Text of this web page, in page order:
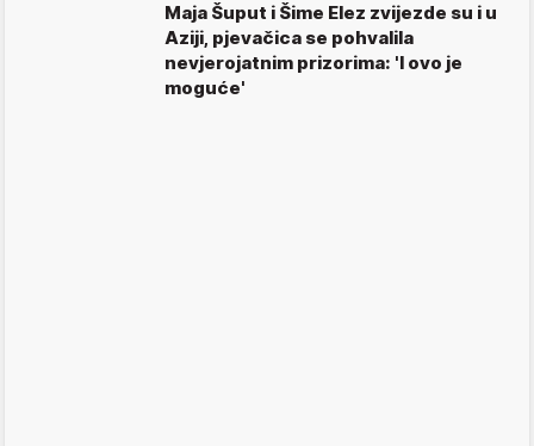
Maja Šuput i Šime Elez zvijezde su i u
Aziji, pjevačica se pohvalila
nevjerojatnim prizorima: 'I ovo je
moguće'